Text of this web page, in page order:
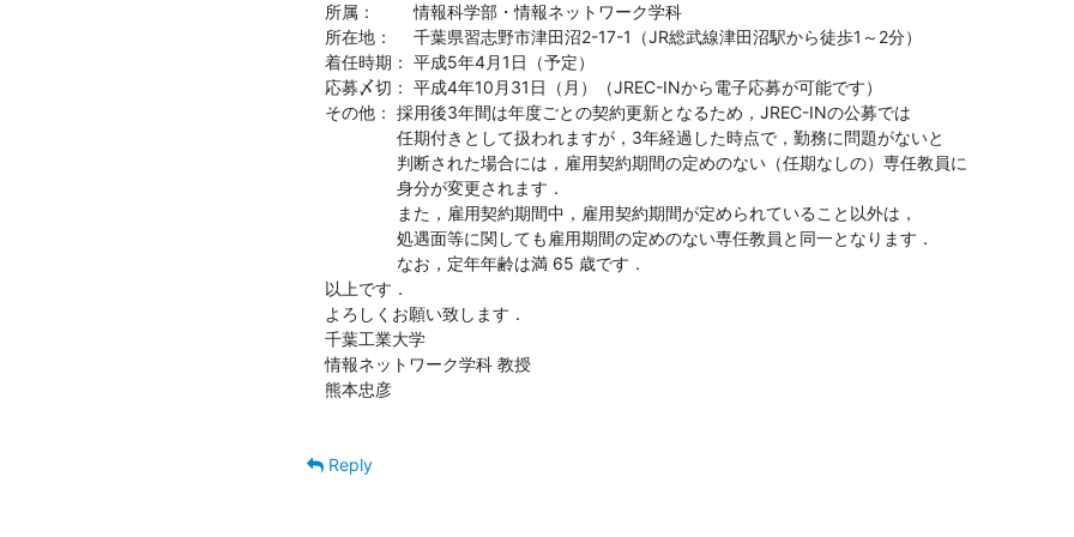
所属：　　 情報科学部・情報ネットワーク学科
所在地：　 千葉県習志野市津田沼2-17-1（JR総武線津田沼駅から徒歩1～2分）
着任時期： 平成5年4月1日（予定）
応募〆切： 平成4年10月31日（月）（JREC-INから電子応募が可能です）
その他： 採用後3年間は年度ごとの契約更新となるため，JREC-INの公募では
任期付きとして扱われますが，3年経過した時点で，勤務に問題がないと
判断された場合には，雇⽤契約期間の定めのない（任期なしの）専任教員に
⾝分が変更されます．
また，雇⽤契約期間中，雇⽤契約期間が定められていること以外は，
処遇⾯等に関しても雇⽤期間の定めのない専任教員と同⼀となります．
なお，定年年齢は満 65 歳です．
以上です．
よろしくお願い致します．
千葉工業大学
情報ネットワーク学科 教授
熊本忠彦
Reply